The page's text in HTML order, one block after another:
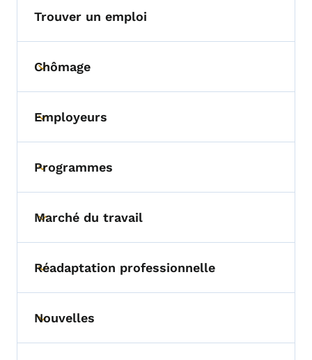
Trouver un emploi
Toggle submenu
Chômage
Toggle submenu
Employeurs
Toggle submenu
Programmes
Toggle submenu
Marché du travail
Toggle submenu
Réadaptation professionnelle
Toggle submenu
Nouvelles